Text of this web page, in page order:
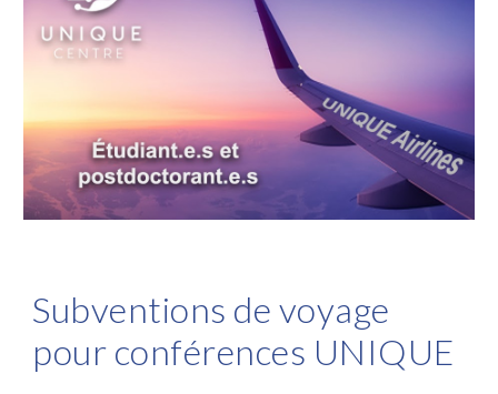
Subventions de voyage
pour conférences UNIQUE